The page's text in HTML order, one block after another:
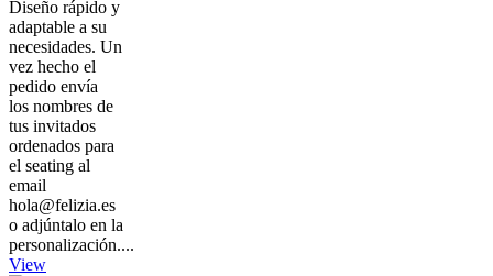
Diseño rápido y
adaptable a su
necesidades. Un
vez hecho el
pedido envía
los nombres de
tus invitados
ordenados para
el seating al
email
hola@felizia.es
o adjúntalo en la
personalización....
View